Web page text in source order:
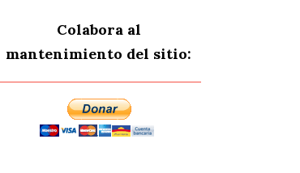
Colabora al
mantenimiento del sitio: